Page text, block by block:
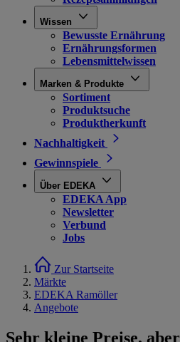
Wissen
Bewusste Ernährung
Ernährungsformen
Lebensmittelwissen
Marken & Produkte
Sortiment
Produktsuche
Produktherkunft
Nachhaltigkeit
Gewinnspiele
Über EDEKA
EDEKA App
Newsletter
Verbund
Jobs
Zur Startseite
Märkte
EDEKA Ramöller
Angebote
Sehr kleine Preise, aber